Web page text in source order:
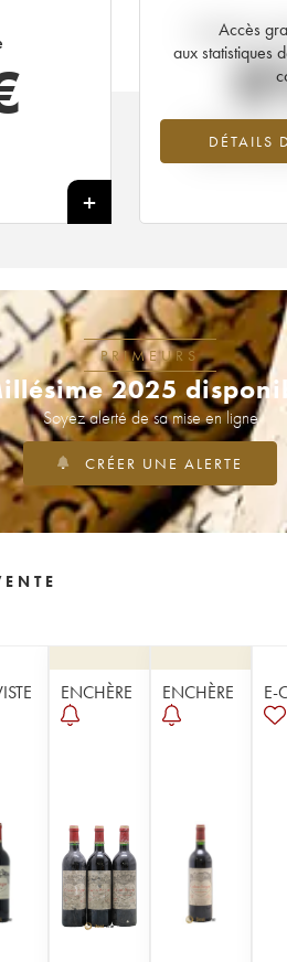
+
Accès
aux statistiques
DÉTAILS
Tendance
Tendance à la
1900 en 2026
PRIMEURS
2025
Soyez alerté de sa mise en ligne
CRÉER UNE ALERTE
ENCHÈRE ENCHÈRE E-